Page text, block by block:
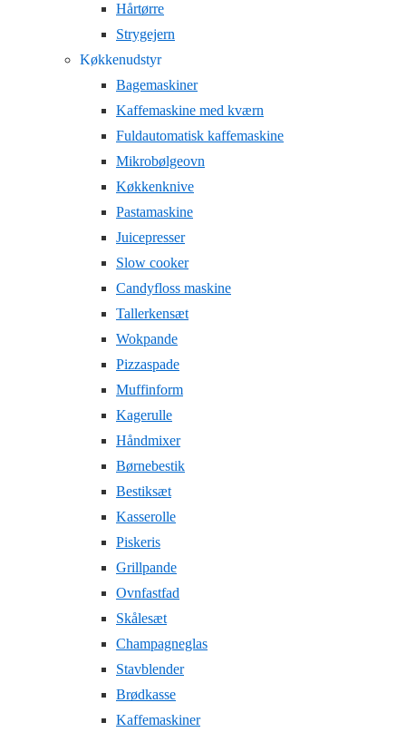
Hårtørre
Strygejern
Køkkenudstyr
Bagemaskiner
Kaffemaskine med kværn
Fuldautomatisk kaffemaskine
Mikrobølgeovn
Køkkenknive
Pastamaskine
Juicepresser
Slow cooker
Candyfloss maskine
Tallerkensæt
Wokpande
Pizzaspade
Muffinform
Kagerulle
Håndmixer
Børnebestik
Bestiksæt
Kasserolle
Piskeris
Grillpande
Ovnfastfad
Skålesæt
Champagneglas
Stavblender
Brødkasse
Kaffemaskiner